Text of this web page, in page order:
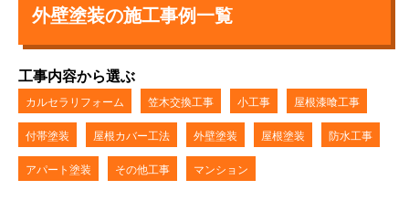
外壁塗装の施工事例一覧
工事内容から選ぶ
カルセラリフォーム 笠木交換工事 小工事 屋根漆喰工事
付帯塗装 屋根カバー工法 外壁塗装 屋根塗装 防水工事
アパート塗装 その他工事 マンション